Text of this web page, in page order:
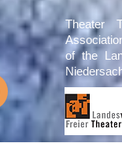
Theater
of the